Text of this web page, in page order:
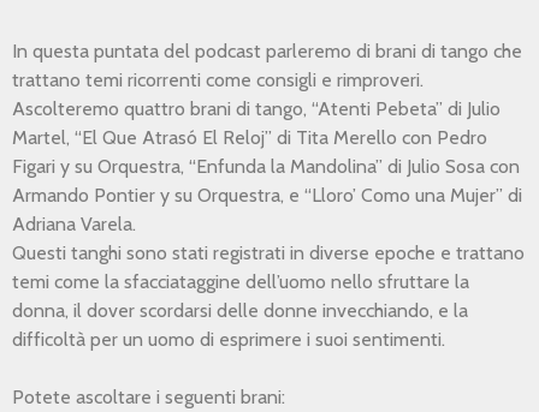
In questa puntata del podcast parleremo di brani di tango che
trattano temi ricorrenti come consigli e rimproveri.
Ascolteremo quattro brani di tango, “Atenti Pebeta” di Julio
Martel, “El Que Atrasó El Reloj” di Tita Merello con Pedro
Figari y su Orquestra, “Enfunda la Mandolina” di Julio Sosa con
Armando Pontier y su Orquestra, e “Lloro’ Como una Mujer” di
Adriana Varela.
Questi tanghi sono stati registrati in diverse epoche e trattano
temi come la sfacciataggine dell’uomo nello sfruttare la
donna, il dover scordarsi delle donne invecchiando, e la
difficoltà per un uomo di esprimere i suoi sentimenti.
Potete ascoltare i seguenti brani: